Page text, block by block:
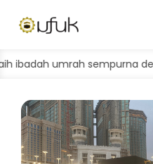
sempurna dengan